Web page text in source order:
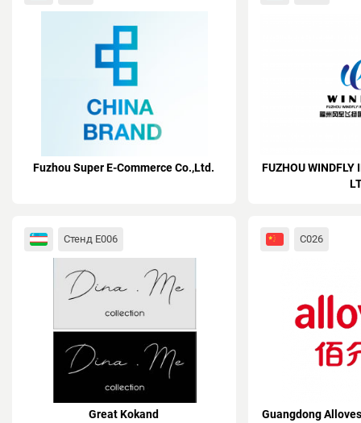
Fuzhou Super E-Commerce Co.,Ltd.
FUZHOU WINDFLY
Стенд E006
Great Kokand
C026
Guangdong